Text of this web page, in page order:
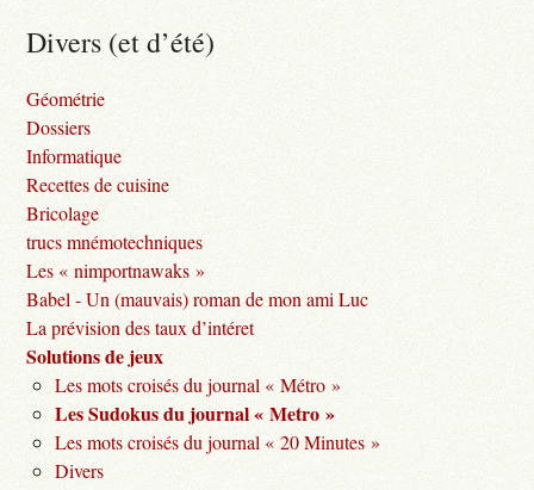
Divers (et d’été)
Géométrie
Dossiers
Informatique
Recettes de cuisine
Bricolage
trucs mnémotechniques
Les « nimportnawaks »
Babel - Un (mauvais) roman de mon ami Luc
La prévision des taux d’intéret
Solutions de jeux
Les mots croisés du journal « Métro »
Les Sudokus du journal « Metro »
Les mots croisés du journal « 20 Minutes »
Divers